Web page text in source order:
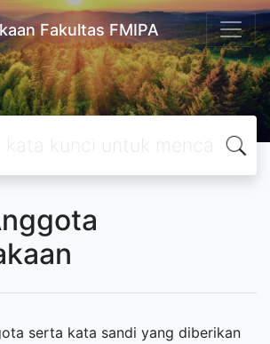
Fakultas FMIPA
serta kata sandi yang diberikan